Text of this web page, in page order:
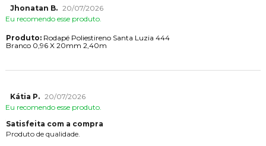
Jhonatan B. 20/07/2026
Eu recomendo esse produto.
Produto:Rodapé Poliestireno Santa Luzia 444
Branco 0,96 X 20mm 2,40m
Kátia P. 20/07/2026
Eu recomendo esse produto.
Satisfeita com a compra
Produto de qualidade.